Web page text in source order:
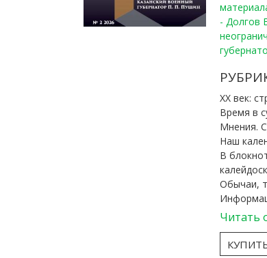
- Долгов
ХХ век:
Время в
Мнения.
Наш
В
Обычаи,
Читать